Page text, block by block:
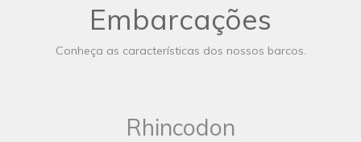
Embarcações
Conheça as características dos nossos barcos.
Rhincodon